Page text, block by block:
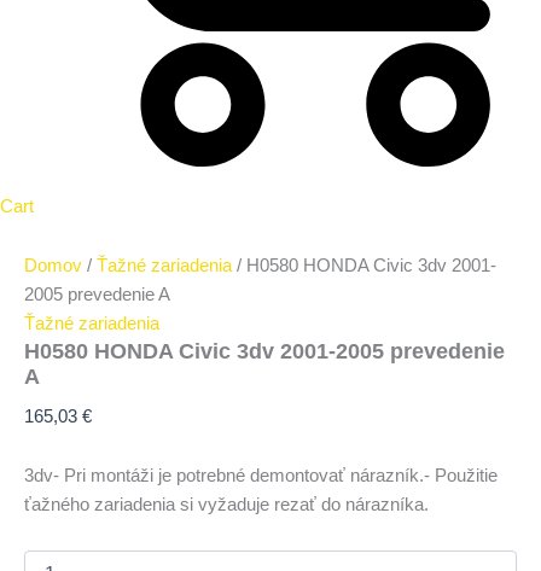
Cart
Domov / Ťažné zariadenia / H0580 HONDA Civic 3dv 2001-
2005 prevedenie A
Ťažné zariadenia
H0580 HONDA Civic 3dv 2001-2005 prevedenie
A
165,03 €
3dv- Pri montáži je potrebné demontovať nárazník.- Použitie
ťažného zariadenia si vyžaduje rezať do nárazníka.